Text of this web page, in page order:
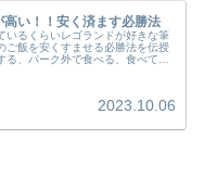
高い！！安く済ます必勝法
いるくらいレゴランドが好きな筆
ご飯を安くすませる必勝法を伝授
る、パーク外で食べる、食べてか
2023.10.06